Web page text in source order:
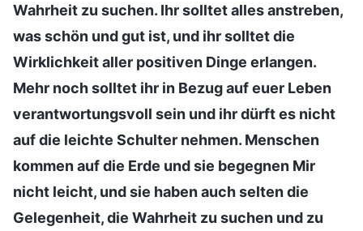
Wahrheit zu suchen. Ihr solltet alles anstreben,
was schön und gut ist, und ihr solltet die
Wirklichkeit aller positiven Dinge erlangen.
Mehr noch solltet ihr in Bezug auf euer Leben
verantwortungsvoll sein und ihr dürft es nicht
auf die leichte Schulter nehmen. Menschen
kommen auf die Erde und sie begegnen Mir
nicht leicht, und sie haben auch selten die
Gelegenheit, die Wahrheit zu suchen und zu